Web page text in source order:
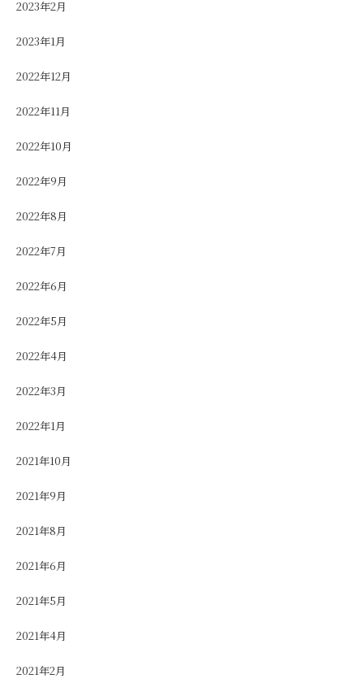
2023年2月
2023年1月
2022年12月
2022年11月
2022年10月
2022年9月
2022年8月
2022年7月
2022年6月
2022年5月
2022年4月
2022年3月
2022年1月
2021年10月
2021年9月
2021年8月
2021年6月
2021年5月
2021年4月
2021年2月